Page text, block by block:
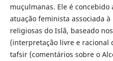
muçulmanas. Ele é
atuação feminista associada
religiosas do Islã, baseado
(interpretação livre e racional
tafsir (comentários sobre o